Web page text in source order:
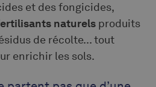
et des fongicides,
naturels produits
de récolte... tout
enrichir les sols.